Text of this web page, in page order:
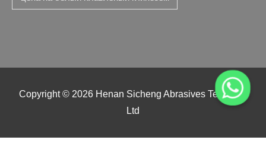
Copyright © 2026 Henan Sicheng Abrasives Tech Co.,
Ltd